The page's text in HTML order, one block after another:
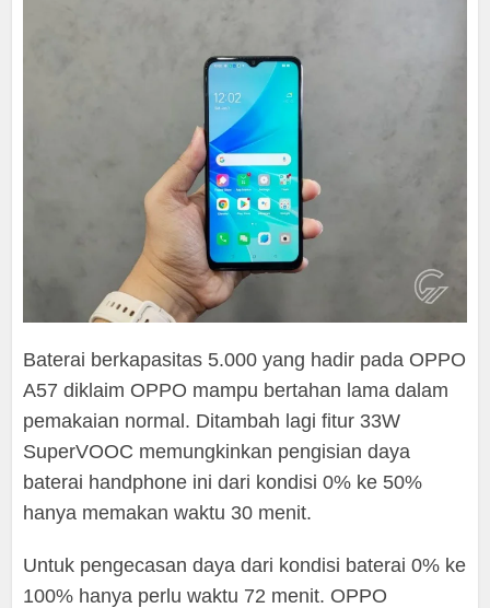
Baterai berkapasitas 5.000 yang hadir pada OPPO
A57 diklaim OPPO mampu bertahan lama dalam
pemakaian normal. Ditambah lagi fitur 33W
SuperVOOC memungkinkan pengisian daya
baterai handphone ini dari kondisi 0% ke 50%
hanya memakan waktu 30 menit.
Untuk pengecasan daya dari kondisi baterai 0% ke
100% hanya perlu waktu 72 menit. OPPO